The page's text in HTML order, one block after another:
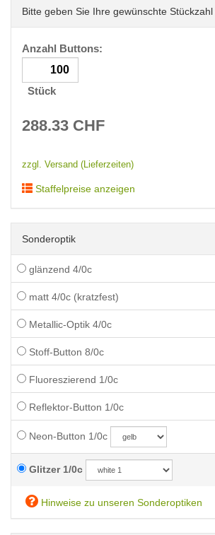
Bitte geben Sie Ihre gewünschte Stückzahl
Anzahl Buttons:
Stück
288.33 CHF
zzgl. Versand (Lieferzeiten)
Staffelpreise anzeigen
Sonderoptik
glänzend 4/0c
matt 4/0c (kratzfest)
Metallic-Optik 4/0c
Stoff-Button 8/0c
Fluoreszierend 1/0c
Reflektor-Button 1/0c
Neon-Button 1/0c
Glitzer 1/0c
Hinweise zu unseren Sonderoptiken